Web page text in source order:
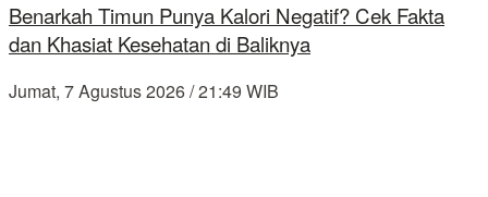
Benarkah Timun Punya Kalori Negatif? Cek Fakta
dan Khasiat Kesehatan di Baliknya
Jumat, 7 Agustus 2026 / 21:49 WIB